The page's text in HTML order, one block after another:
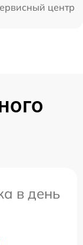
центр
в день